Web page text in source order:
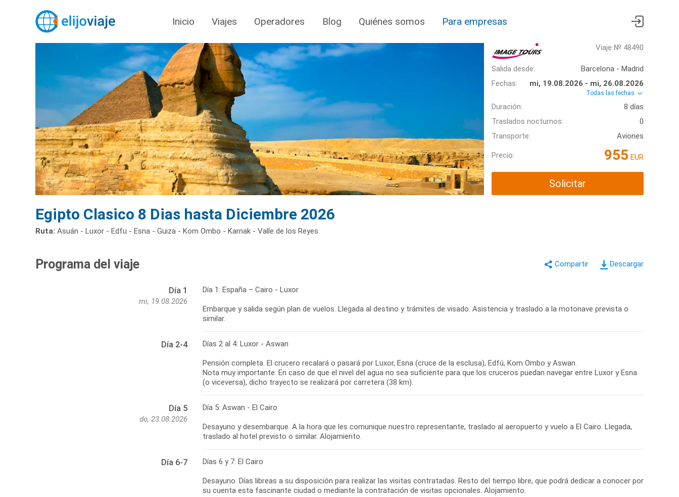
Inicio Viajes Operadores Blog Quiénes somos Para empresas
Viaje № 48490
Salida desde:
Barcelona - Madrid
Fechas:
mi, 19.08.2026 - mi, 26.08.2026
Todas las fechas
Duración:
8 días
Traslados nocturnos:
0
Transporte:
Aviones
Precio: 955 EUR
Solicitar
Egipto Clasico 8 Dias hasta Diciembre 2026
Ruta: Asuán - Luxor - Edfu - Esna - Guiza - Kom Ombo - Karnak - Valle de los Reyes
Descargar
Programa del viaje
Día 1
mi, 19.08.2026
Día 1: España – Cairo - Luxor
Embarque y salida según plan de vuelos. Llegada al destino y trámites de visado. Asistencia y traslado a la motonave prevista o
similar.
Día 2-4 Días 2 al 4: Luxor - Aswan
Pensión completa. El crucero recalará o pasará por Luxor, Esna (cruce de la esclusa), Edfú, Kom Ombo y Aswan.
Nota muy importante: En caso de que el nivel del agua no sea suficiente para que los cruceros puedan navegar entre Luxor y Esna
(o viceversa), dicho trayecto se realizará por carretera (38 km).
Día 5
do, 23.08.2026
Día 5: Aswan - El Cairo
Desayuno y desembarque. A la hora que les comunique nuestro representante, traslado al aeropuerto y vuelo a El Cairo. Llegada,
traslado al hotel previsto o similar. Alojamiento.
Día 6-7 Días 6 y 7: El Cairo
Desayuno. Días libreas a su disposición para realizar las visitas contratadas. Resto del tiempo libre, que podrá dedicar a conocer por
su cuenta esta fascinante ciudad o mediante la contratación de visitas opcionales. Alojamiento.